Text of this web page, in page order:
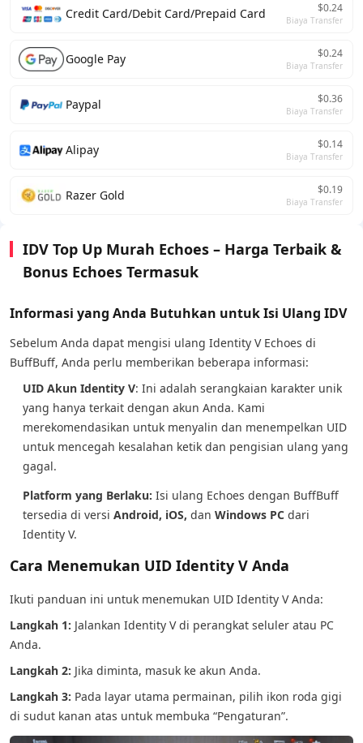
Credit Card/Debit Card/Prepaid Card $0.24
Biaya Transfer
Google Pay $0.24
Biaya Transfer
Paypal $0.36
Biaya Transfer
Alipay $0.14
Biaya Transfer
Razer Gold $0.19
Biaya Transfer
IDV Top Up Murah Echoes – Harga Terbaik &
Bonus Echoes Termasuk
Informasi yang Anda Butuhkan untuk Isi Ulang IDV
Sebelum Anda dapat mengisi ulang Identity V Echoes di
BuffBuff, Anda perlu memberikan beberapa informasi:
UID Akun Identity V: Ini adalah serangkaian karakter unik
yang hanya terkait dengan akun Anda. Kami
merekomendasikan untuk menyalin dan menempelkan UID
untuk mencegah kesalahan ketik dan pengisian ulang yang
gagal.
Platform yang Berlaku: Isi ulang Echoes dengan BuffBuff
tersedia di versi Android, iOS, dan Windows PC dari
Identity V.
Cara Menemukan UID Identity V Anda
Ikuti panduan ini untuk menemukan UID Identity V Anda:
Langkah 1: Jalankan Identity V di perangkat seluler atau PC
Anda.
Langkah 2: Jika diminta, masuk ke akun Anda.
Langkah 3: Pada layar utama permainan, pilih ikon roda gigi
di sudut kanan atas untuk membuka “Pengaturan”.